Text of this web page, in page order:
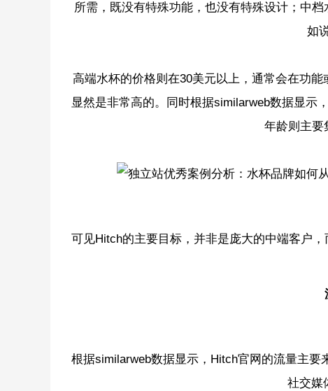
所需，既没有特殊功能，也没有特殊设计；中
如
高端水杯的价格则在30美元以上，通常会在功
显然是非常高的。同时根据similarweb数据显示
年龄则主要
可见Hitch的主要目标，并非是庞大的中端客户
根据similarweb数据显示，Hitch官网的流量主要
社交媒